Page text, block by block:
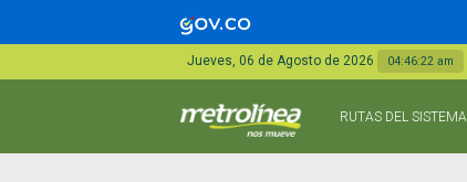
Jueves, 06 de Agosto de 2026 04:46:23 am
RUTAS DEL SISTEMA